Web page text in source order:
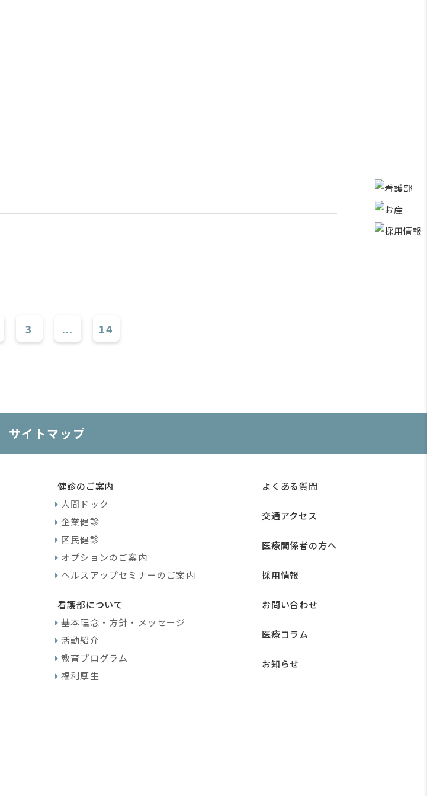
3 ... 14
サイトマップ
健診のご案内
人間ドック
企業健診
区民健診
オプションのご案内
ヘルスアップセミナーのご案内
看護部について
基本理念・方針・メッセージ
活動紹介
教育プログラム
福利厚生
よくある質問
交通アクセス
医療関係者の方へ
採用情報
お問い合わせ
医療コラム
お知らせ